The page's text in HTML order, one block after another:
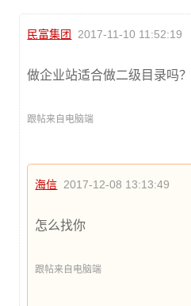
民富集团 2017-11-10 11:52:19
做企业站适合做二级目录吗？
跟帖来自电脑端
海信 2017-12-08 13:13:49
怎么找你
跟帖来自电脑端